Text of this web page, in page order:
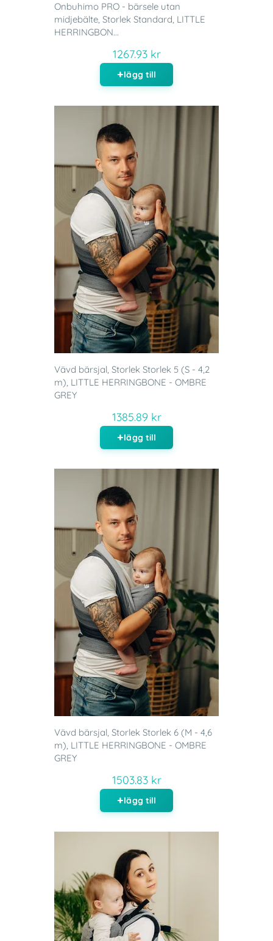
Onbuhimo PRO - bärsele utan
midjebälte, Storlek Standard, LITTLE
HERRINGBON...
1267.93 kr
lägg till
Vävd bärsjal, Storlek Storlek 5 (S - 4,2
m), LITTLE HERRINGBONE - OMBRE
GREY
1385.89 kr
lägg till
Vävd bärsjal, Storlek Storlek 6 (M - 4,6
m), LITTLE HERRINGBONE - OMBRE
GREY
1503.83 kr
lägg till